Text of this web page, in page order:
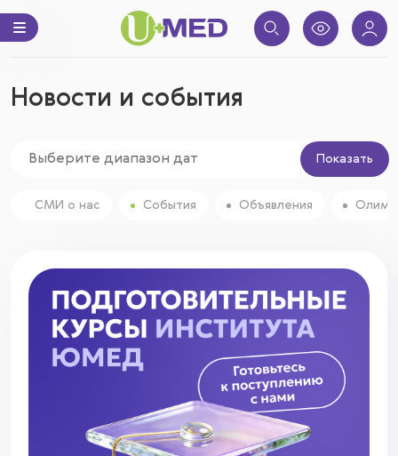
Новости и события
Показать
СМИ о нас События Объявления